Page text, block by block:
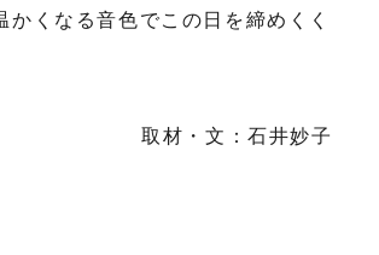
かくなる音色でこの日を締めくく
取材・文：石井妙子